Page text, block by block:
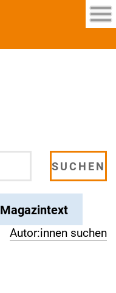
Magazintext
Autor:innen suchen